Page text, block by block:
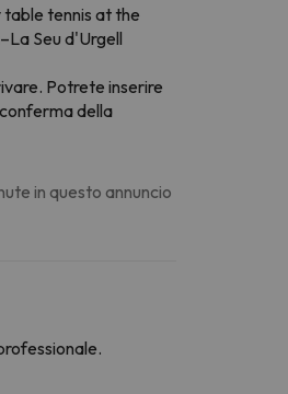
tennis at the
Seu d'Urgell
Potrete inserire
della
in questo annuncio